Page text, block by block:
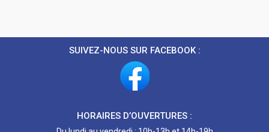
SUIVEZ-NOUS SUR FACEBOOK :
HORAIRES D’OUVERTURES :